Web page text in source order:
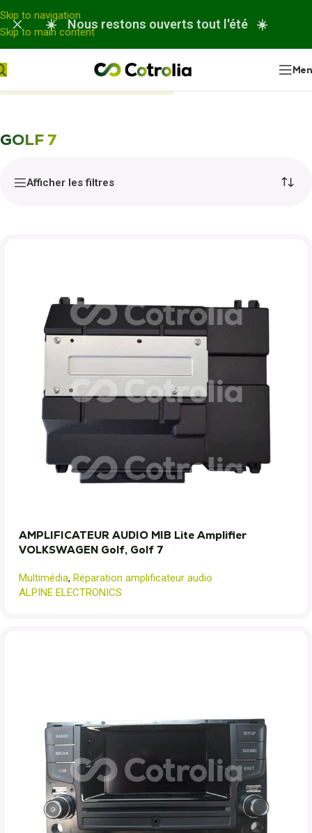
Panneau de gestion des cookies
Skip to navigation
Skip to main content
☀️ Nous restons ouverts tout l'été ☀️
GOLF 7
Afficher les filtres
AMPLIFICATEUR AUDIO MIB Lite Amplifier
VOLKSWAGEN Golf, Golf 7
Multimédia, Réparation amplificateur audio
ALPINE ELECTRONICS